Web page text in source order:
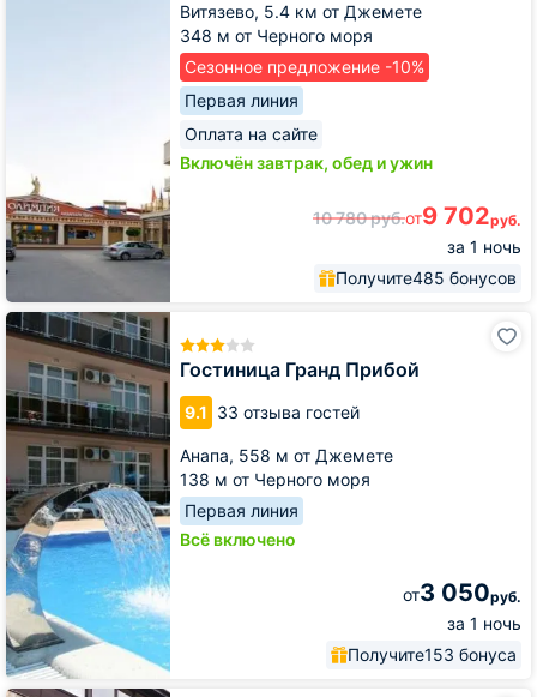
Витязево, 5.4 км от Джемете
348 м от Черного моря
Сезонное предложение -10%
Первая линия
Оплата на сайте
Включён завтрак, обед и ужин
10 780руб.от9 702руб.
за 1 ночь
Получите485 бонусов
Гостиница Гранд Прибой
9.1 33 отзыва гостей
Анапа, 558 м от Джемете
138 м от Черного моря
Первая линия
Всё включено
от3 050руб.
за 1 ночь
Получите153 бонуса
Гостиница
Гранд
Прибой